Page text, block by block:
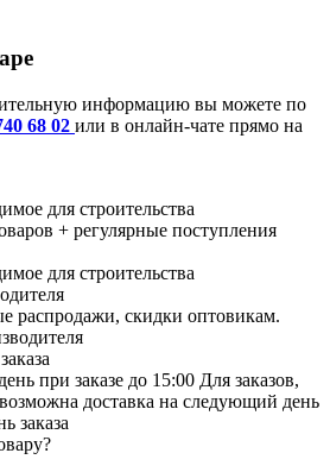
информацию вы можете по
68 02 или в онлайн-чате прямо на
для строительства
+ регулярные поступления
распродажи, скидки оптовикам.
при заказе до 15:00 Для заказов,
доставка на следующий день